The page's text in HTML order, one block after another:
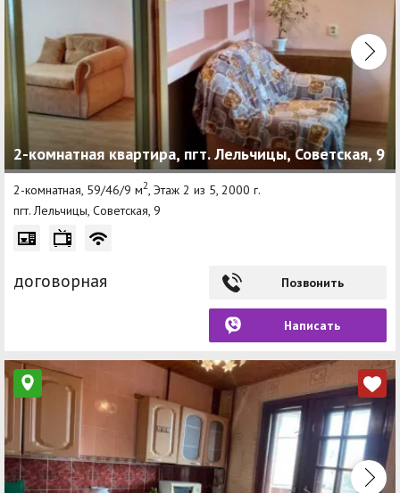
2-комнатная квартира, пгт. Лельчицы, Советская, 9
2-комнатная, 59/46/9 м2 , Этаж 2 из 5, 2000 г.
пгт. Лельчицы, Советская, 9
договорная Позвонить
Написать